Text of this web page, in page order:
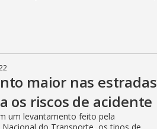
maior nas estradas
os riscos de acidente
um levantamento feito pela